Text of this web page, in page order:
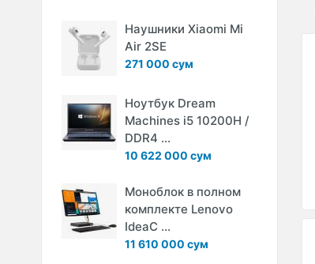
Наушники Xiaomi Mi
Air 2SE
271 000 сум
Ноутбук Dream
Machines i5 10200H /
DDR4 ...
10 622 000 сум
Моноблок в полном
комплекте Lenovo
IdeaC ...
11 610 000 сум